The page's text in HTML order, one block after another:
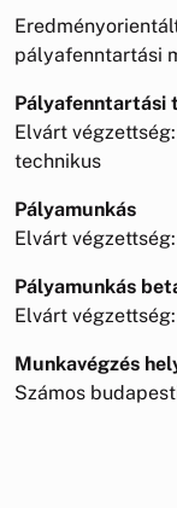
pályafenntartási
Pályafenntartási
Elvárt
technikus
Pályamunkás
Elvárt
Pályamunkás
Elvárt
Munkavégzés
Számos